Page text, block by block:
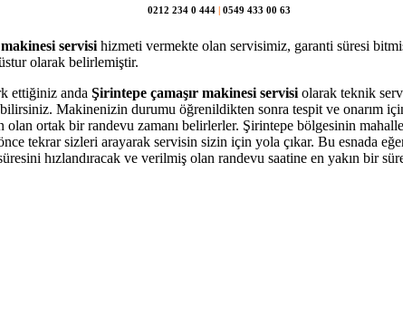
0212 234 0 444 | 0549 433 00 63
servisi hizmeti vermekte olan servisimiz, garanti süresi
olarak belirlemiştir.
ettiğiniz anda Şirintepe çamaşır makinesi servisi olarak teknik
Makinenizin durumu öğrenildikten sonra tespit ve onarım
olan ortak bir randevu zamanı belirlerler. Şirintepe bölgesinin
tekrar sizleri arayarak servisin sizin için yola çıkar. Bu esnada
hızlandıracak ve verilmiş olan randevu saatine en yakın bir